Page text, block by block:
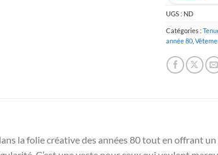
UGS : ND
Catégories :
année 80
la folie créative des années 80 tout en offrant